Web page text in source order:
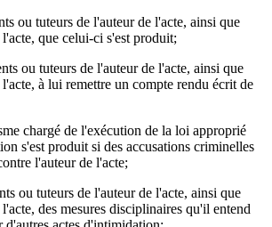
ou tuteurs de l'auteur de l'acte, ainsi que
que celui-ci s'est produit;
ou tuteurs de l'auteur de l'acte, ainsi que
à lui remettre un compte rendu écrit de
chargé de l'exécution de la loi approprié
s'est produit si des accusations criminelles
l'auteur de l'acte;
ou tuteurs de l'auteur de l'acte, ainsi que
des mesures disciplinaires qu'il entend